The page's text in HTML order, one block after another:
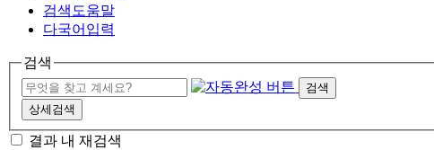
검색도움말
다국어입력
검색
검색
상세검색
결과 내 재검색